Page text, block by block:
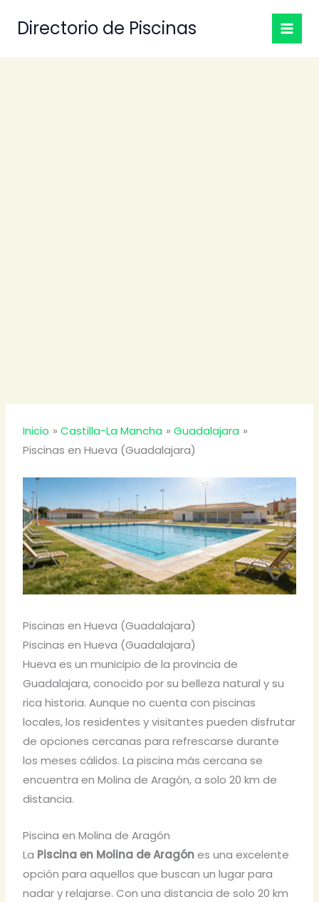
Directorio de Piscinas
Inicio Castilla-La Mancha
Guadalajara
Piscinas en Hueva (Guadalajara)
Piscinas en Hueva (Guadalajara)
Piscinas en Hueva (Guadalajara)
Hueva es un municipio de la provincia de
Guadalajara, conocido por su belleza natural y su
rica historia. Aunque no cuenta con piscinas
locales, los residentes y visitantes pueden disfrutar
de opciones cercanas para refrescarse durante
los meses cálidos. La piscina más cercana se
encuentra en Molina de Aragón, a solo 20 km de
distancia.
Piscina en Molina de Aragón
La Piscina en Molina de Aragónes una excelente
opción para aquellos que buscan un lugar para
nadar y relajarse. Con una distancia de solo 20 km